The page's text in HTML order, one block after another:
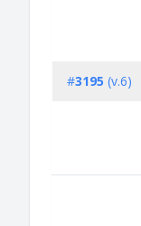
#3195 (v.6)